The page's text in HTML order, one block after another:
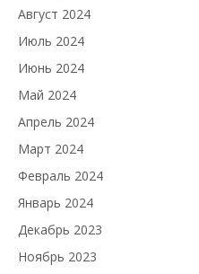
Август 2024
Июль 2024
Июнь 2024
Май 2024
Апрель 2024
Март 2024
Февраль 2024
Январь 2024
Декабрь 2023
Ноябрь 2023